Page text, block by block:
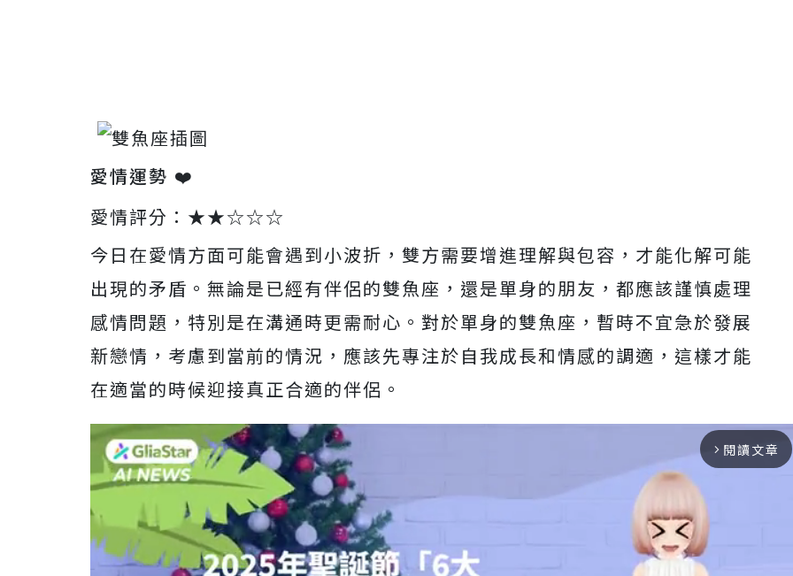
愛情運勢 ❤️
愛情評分：★★☆☆☆
今日在愛情方面可能會遇到小波折，雙方需要增進理解與包容，才能化解可能
出現的矛盾。無論是已經有伴侶的雙魚座，還是單身的朋友，都應該謹慎處理
感情問題，特別是在溝通時更需耐心。對於單身的雙魚座，暫時不宜急於發展
新戀情，考慮到當前的情況，應該先專注於自我成長和情感的調適，這樣才能
在適當的時候迎接真正合適的伴侶。
arrow_forward_ios 閱讀文章